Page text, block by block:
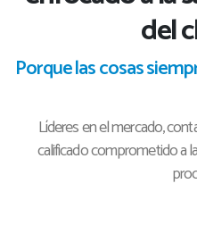
del
Porque las cosas
Líderes en el mercado,
calificado comprometido a